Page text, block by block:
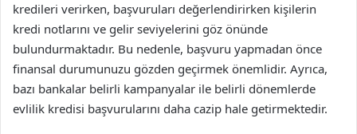
kredileri verirken, başvuruları değerlendirirken kişilerin
kredi notlarını ve gelir seviyelerini göz önünde
bulundurmaktadır. Bu nedenle, başvuru yapmadan önce
finansal durumunuzu gözden geçirmek önemlidir. Ayrıca,
bazı bankalar belirli kampanyalar ile belirli dönemlerde
evlilik kredisi başvurularını daha cazip hale getirmektedir.